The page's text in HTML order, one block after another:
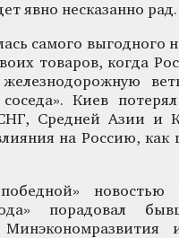
явно несказанно рад.
самого выгодного
товаров, когда
железнодорожную
Киев
Средней Азии и
на Россию, как
новостью
порадовал
Минэкономразвития